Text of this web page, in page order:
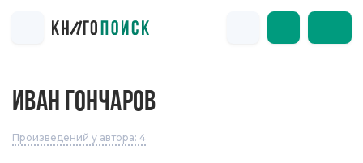
ИВАН ГОНЧАРОВ
Произведений у автора: 4